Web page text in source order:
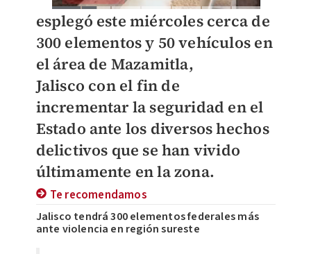
esplegó este miércoles cerca de
300 elementos y 50 vehículos en
el área de Mazamitla,
Jalisco con el fin de
incrementar la seguridad en el
Estado ante los diversos hechos
delictivos que se han vivido
últimamente en la zona.
Te recomendamos
Jalisco tendrá 300 elementos federales más
ante violencia en región sureste